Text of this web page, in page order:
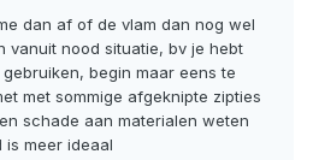
dan af of de vlam dan nog wel
vanuit nood situatie, bv je hebt
begin maar eens te
met sommige afgeknipte zipties
schade aan materialen weten
is meer ideaal